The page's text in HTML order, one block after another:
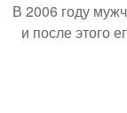
В 2006 году
и после этого